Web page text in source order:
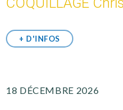
+ D'INFOS
18 DÉCEMBRE 2026